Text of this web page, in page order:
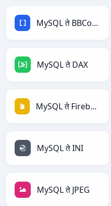
MySQL ते BBCode
MySQL ते DAX
MySQL ते Firebase
MySQL ते INI
MySQL ते JPEG